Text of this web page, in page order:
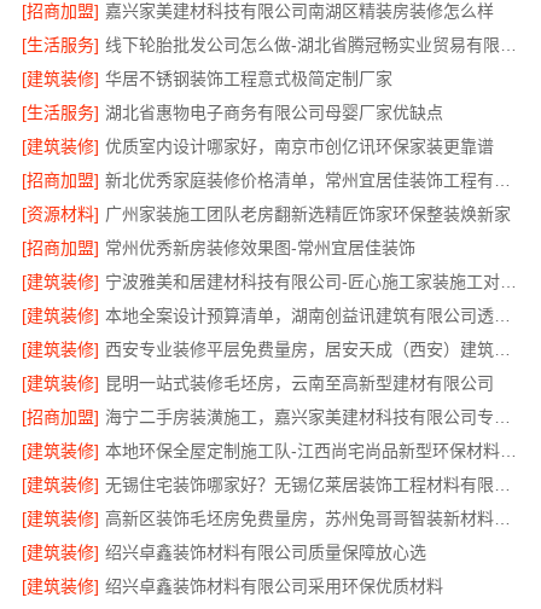
[招商加盟] 嘉兴家美建材科技有限公司南湖区精装房装修怎么样
[生活服务]
[建筑装修] 华居不锈钢装饰工程意式极简定制厂家
[生活服务] 湖北省惠物电子商务有限公司母婴厂家优缺点
[建筑装修] 优质室内设计哪家好，南京市创亿讯环保家装更靠谱
[招商加盟]
[资源材料] 广州家装施工团队老房翻新选精匠饰家环保整装焕新家
[招商加盟] 常州优秀新房装修效果图-常州宜居佳装饰
[建筑装修]
宁波雅美和居建材科技有限公司-匠心施工家装施工对接渠道
[建筑装修]
本地全案设计预算清单，湖南创益讯建筑有限公司透明公开
[建筑装修]
西安专业装修平层免费量房，居安天成（西安）建筑工程有限责任公司
[建筑装修] 昆明一站式装修毛坯房，云南至高新型建材有限公司
[招商加盟]
[建筑装修]
本地环保全屋定制施工队-江西尚宅尚品新型环保材料有限公司
[建筑装修]
[建筑装修]
高新区装饰毛坯房免费量房，苏州兔哥哥智装新材料有限公司专业顾问上门
[建筑装修] 绍兴卓鑫装饰材料有限公司质量保障放心选
[建筑装修] 绍兴卓鑫装饰材料有限公司采用环保优质材料